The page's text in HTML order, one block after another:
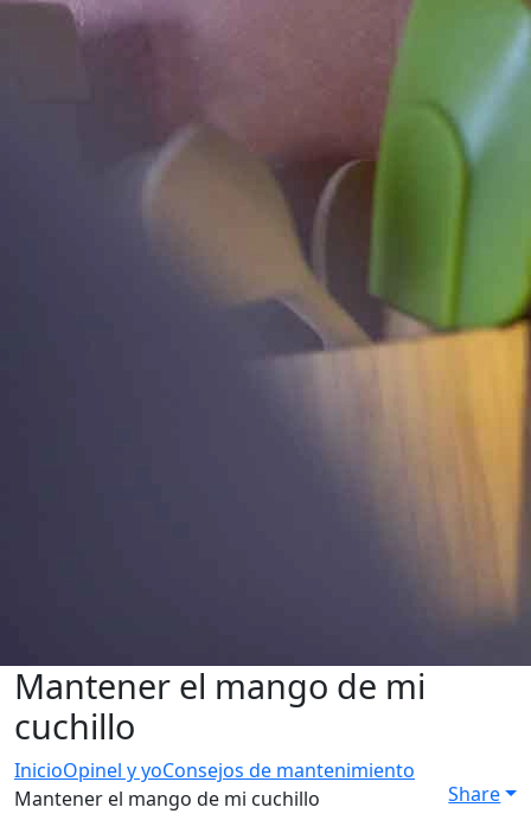
Mantener el mango de mi
cuchillo
InicioOpinel y yoConsejos de mantenimiento
Mantener el mango de mi cuchillo
Share